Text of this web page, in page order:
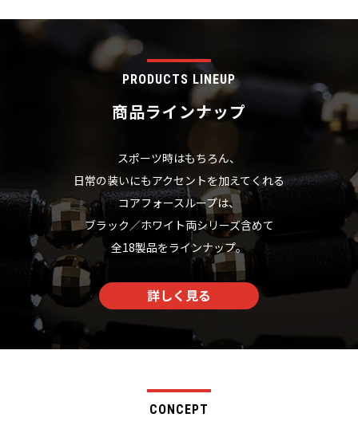
PRODUCTS LINEUP
商品ラインナップ
スポーツ時はもちろん、
日常の装いにもアクセントを加えてくれる
コアフォースループは、
ブラック／ホワイト両シリーズ含めて
全18製品をラインナップ。
詳しく見る
CONCEPT